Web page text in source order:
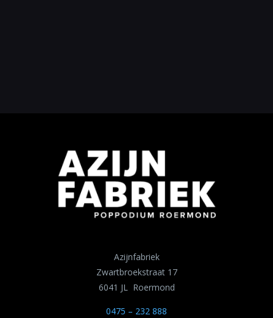
Azijnfabriek
Zwartbroekstraat 17
6041 JL Roermond
0475 – 232 888